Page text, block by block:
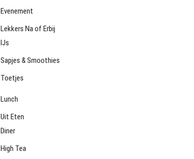
Evenement
Lekkers Na of Erbij
IJs
Sapjes & Smoothies
Toetjes
Lunch
Uit Eten
Diner
High Tea